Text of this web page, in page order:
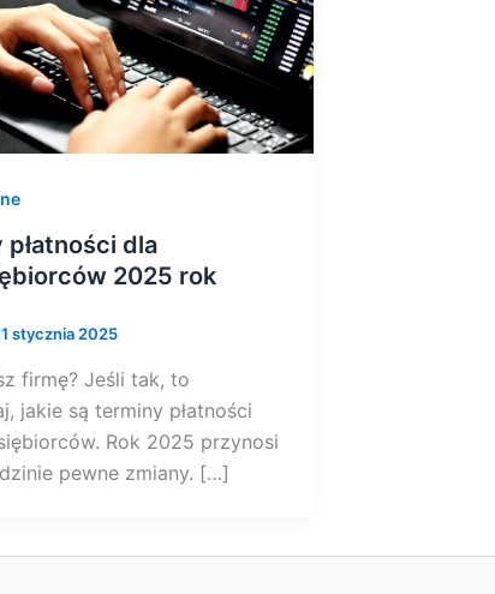
płatności dla
2025 rok
stycznia 2025
firmę? Jeśli tak, to
jakie są terminy płatności
Rok 2025 przynosi
pewne zmiany. […]